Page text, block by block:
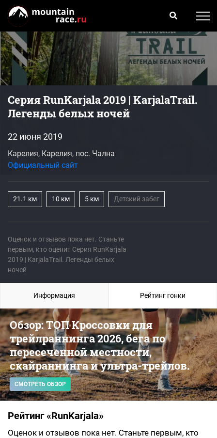
Серия RunKarjala 2019 | KarjalaТrail.
Легенды белых ночей
Оценок и отзывов пока нет. Станьте
первым, кто оценит Серия RunKarjala
2019 | KarjalaТrail. Легенды белых
ночей
22 июня 2019
Карелия, Карелия, пос. Чална
Официальный сайт
21.1 км 10 км 5 км Детский забег
Обзор: ТОП Кроссовки для
трейлраннинга 2026, бега по
пересеченной местности,
скайраннинга и ультра-трейлов.
СМОТРЕТЬ ОБЗОР
Рейтинг «RunKarjala»
Оценок и отзывов пока нет. Станьте первым, кто
Информация Рейтинг гонки